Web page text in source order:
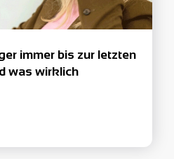
immer bis zur letzten
was wirklich